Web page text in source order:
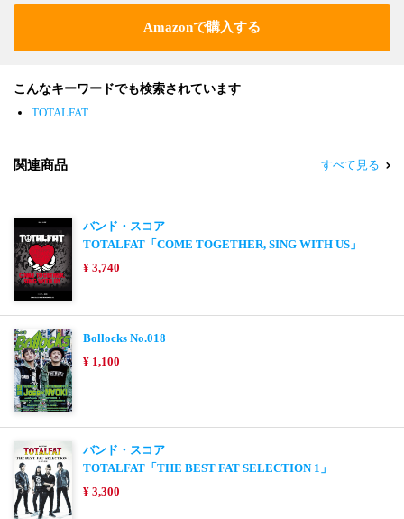
Amazonで購入する
こんなキーワードでも検索されています
TOTALFAT
関連商品 すべて見る
バンド・スコア
TOTALFAT「COME TOGETHER, SING WITH US」
¥ 3,740
Bollocks No.018
¥ 1,100
バンド・スコア
TOTALFAT「THE BEST FAT SELECTION 1」
¥ 3,300